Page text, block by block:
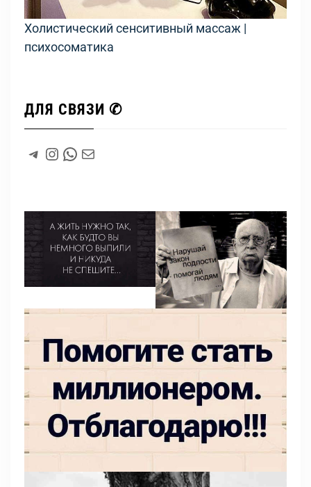
Холистический сенситивный массаж |
психосоматика
ДЛЯ СВЯЗИ ✆
# Instagram
WhatsApp
#